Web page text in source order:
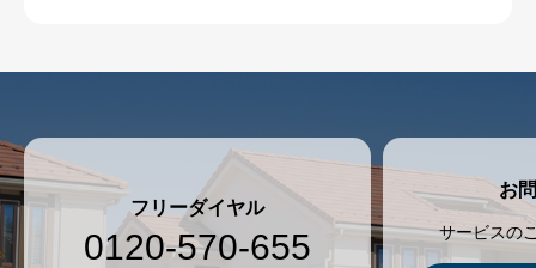
フリーダイヤル
0120-570-655
お
サービスの